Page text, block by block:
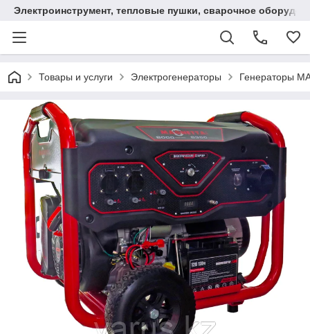
Электроинструмент, тепловые пушки, сварочное
Товары и услуги Электрогенераторы Генераторы